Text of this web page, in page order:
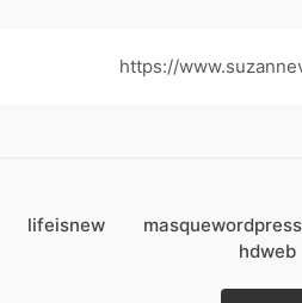
https://
lifeisnew masquewordpress
hdweb